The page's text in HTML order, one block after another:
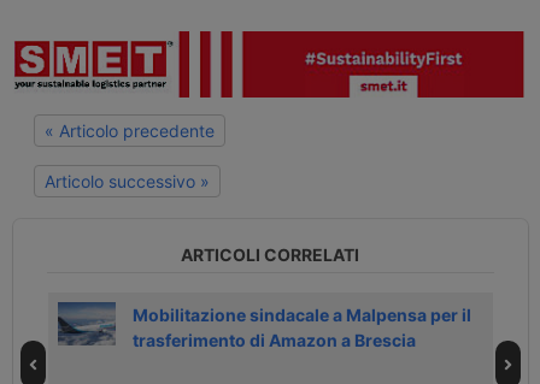
« Articolo precedente
Articolo successivo »
ARTICOLI CORRELATI
Mobilitazione sindacale a Malpensa per il
trasferimento di Amazon a Brescia